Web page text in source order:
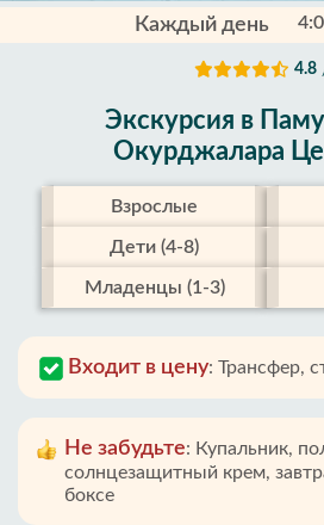
Каждый день
4.8
Экскурсия в
Окурджалара
Взрослые
Дети (4-8)
Младенцы (1-3)
Входит в цену: Трансфер,
Не забудьте: Купальник,
солнцезащитный крем,
боксе